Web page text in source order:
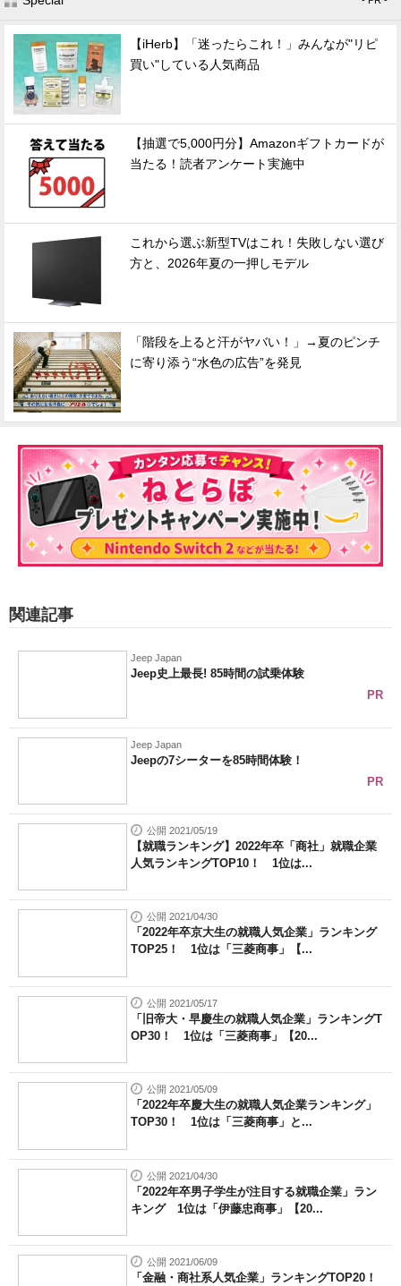
【iHerb】「迷ったらこれ！」みんなが"リピ
買い"している人気商品
【抽選で5,000円分】Amazonギフトカードが
当たる！読者アンケート実施中
これから選ぶ新型TVはこれ！失敗しない選び
方と、2026年夏の一押しモデル
「階段を上ると汗がヤバい！」→夏のピンチ
に寄り添う“水色の広告”を発見
関連記事
Jeep Japan
Jeep史上最長! 85時間の試乗体験
PR
Jeep Japan
Jeepの7シーターを85時間体験！
PR
公開 2021/05/19
【就職ランキング】2022年卒「商社」就職企業
人気ランキングTOP10！ 1位は...
公開 2021/04/30
「2022年卒京大生の就職人気企業」ランキング
TOP25！ 1位は「三菱商事」【...
公開 2021/05/17
「旧帝大・早慶生の就職人気企業」ランキングT
OP30！ 1位は「三菱商事」【20...
公開 2021/05/09
「2022年卒慶大生の就職人気企業ランキング」
TOP30！ 1位は「三菱商事」と...
公開 2021/04/30
「2022年卒男子学生が注目する就職企業」ラン
キング 1位は「伊藤忠商事」【20...
公開 2021/06/09
「金融・商社系人気企業」ランキングTOP20！